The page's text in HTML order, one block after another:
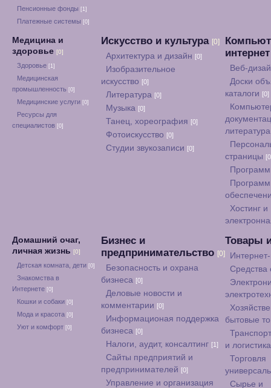
Пенсионные фонды [1]
Платежные системы [0]
Медицина и
здоровье [0]
Здоровье [1]
Медицинская
промышленность [0]
Медицинские услуги [0]
Ресурсы для
специалистов [0]
Искусство и культура [0]
Архитектура и дизайн [0]
Изобразительное
искусство [0]
Литература [0]
Музыка [0]
Танец, хореография [0]
Фотоискусство [0]
Студии звукозаписи [0]
Веб-
Доски
каталоги [0]
страницы
Хостинг и
Домашний очаг,
личная жизнь [0]
Детская комната, дети [0]
Знакомства в
Интернете [0]
Кошки и собаки [0]
Мода и красота [0]
Уют и комфорт [0]
Бизнес и
предпринимательство [0]
Безопасность и охрана
бизнеса [0]
Деловые новости и
комментарии [0]
Информационая поддержка
бизнеса [0]
Налоги, аудит, консалтинг [1]
Сайты предприятий и
предпринимателей [0]
Управление и организация
Товары
Средства
бытовые
и
Торговля
Сырье и